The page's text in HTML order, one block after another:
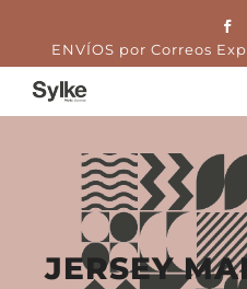
ENVÍOS por Correos
JERSEY